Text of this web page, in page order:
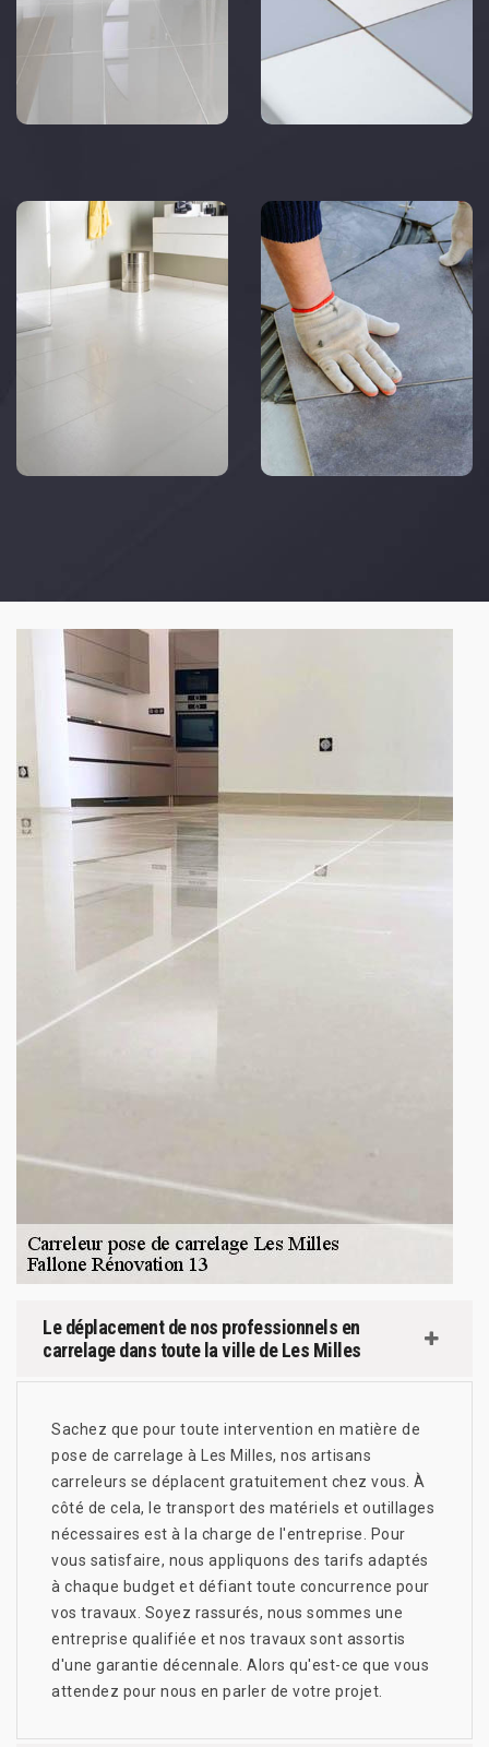
Le déplacement de nos professionnels en
carrelage dans toute la ville de Les Milles
Sachez que pour toute intervention en matière de
pose de carrelage à Les Milles, nos artisans
carreleurs se déplacent gratuitement chez vous. À
côté de cela, le transport des matériels et outillages
nécessaires est à la charge de l'entreprise. Pour
vous satisfaire, nous appliquons des tarifs adaptés
à chaque budget et défiant toute concurrence pour
vos travaux. Soyez rassurés, nous sommes une
entreprise qualifiée et nos travaux sont assortis
d'une garantie décennale. Alors qu'est-ce que vous
attendez pour nous en parler de votre projet.